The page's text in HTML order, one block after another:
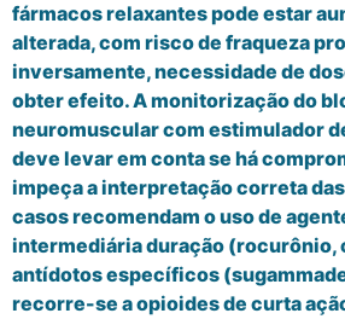
fármacos relaxantes pode estar
alterada, com risco de fraqueza
inversamente, necessidade de
obter efeito. A monitorização do
neuromuscular com estimulador
deve levar em conta se há
impeça a interpretação correta
casos recomendam o uso de
intermediária duração (rocurônio,
antídotos específicos
recorre-se a opioides de curta